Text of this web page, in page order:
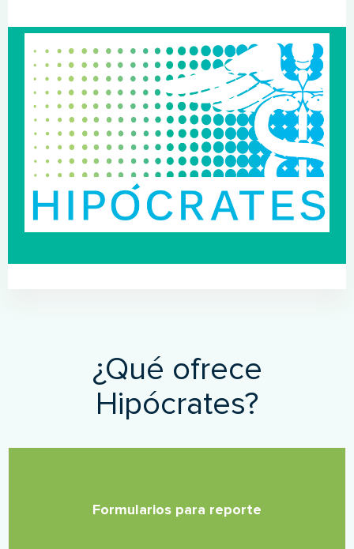
Imagen
¿Qué ofrece
Hipócrates?
Formularios para reporte